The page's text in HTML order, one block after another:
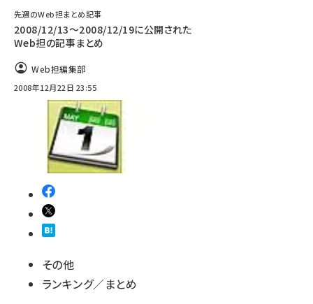
先週のWeb担まとめ記事
2008/12/13～2008/12/19に公開された
Web担の記事まとめ
Web担編集部
2008年12月22日 23:55
その他
ランキング／まとめ